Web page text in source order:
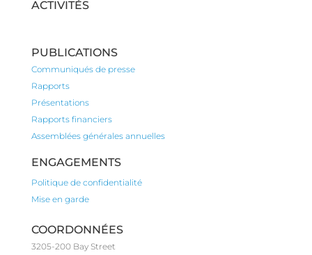
ACTIVITÉS
PUBLICATIONS
Communiqués de presse
Rapports
Présentations
Rapports financiers
Assemblées générales annuelles
ENGAGEMENTS
Politique de confidentialité
Mise en garde
COORDONNÉES
3205-200 Bay Street